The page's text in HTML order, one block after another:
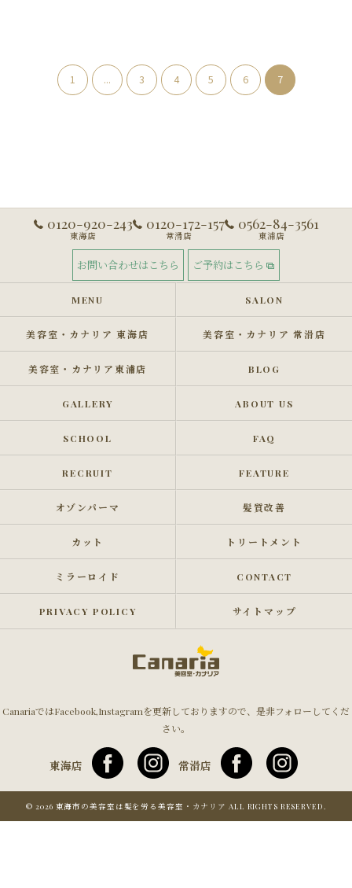
1 ... 3 4 5 6 7
0120-920-243
東海店
0120-172-157
常滑店
0562-84-3561
東浦店
お問い合わせはこちら ご予約はこちら
MENU SALON
美容室・カナリア 東海店 美容室・カナリア 常滑店
美容室・カナリア東浦店 BLOG
GALLERY ABOUT US
SCHOOL FAQ
RECRUIT FEATURE
オゾンパーマ 髪質改善
カット トリートメント
ミラーロイド CONTACT
PRIVACY POLICY サイトマップ
CanariaではFacebook,Instagramを更新しておりますので、是非フォローしてくだ
さい。
東海店 常滑店
© 2026 東海市の美容室は髪を労る美容室・カナリア ALL RIGHTS RESERVED.